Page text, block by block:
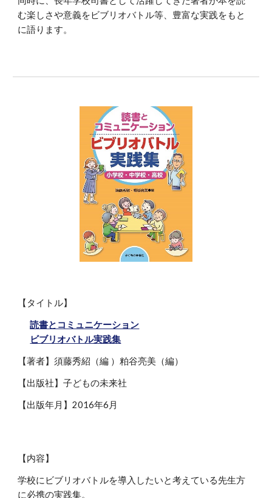
む楽しさや意義をビブリオバトル等、豊富な実践をもと
に語ります。
【タイトル】
読書とコミュニケーション
ビブリオバトル実践集
【著者】須藤秀紹（編 ）粕谷亮美（編）
【出版社】子どもの未来社
【出版年月】2016年6月
【内容】
学校にビブリオバトルを導入したいと考えている先生方
に必携の実践集。